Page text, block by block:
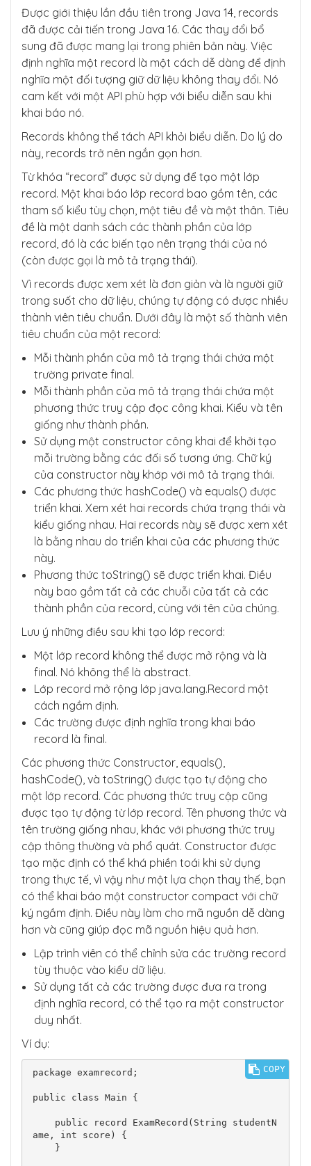
        System.out.println("Not Leap Years a
re " + notLeapList);
    }
}
Được giới thiệu lần đầu tiên trong Java 14, records
đã được cải tiến trong Java 16. Các thay đổi bổ
sung đã được mang lại trong phiên bản này. Việc
định nghĩa một record là một cách dễ dàng để định
nghĩa một đối tượng giữ dữ liệu không thay đổi. Nó
cam kết với một API phù hợp với biểu diễn sau khi
khai báo nó.
Records không thể tách API khỏi biểu diễn. Do lý do
này, records trở nên ngắn gọn hơn.
Từ khóa “record” được sử dụng để tạo một lớp
record. Một khai báo lớp record bao gồm tên, các
tham số kiểu tùy chọn, một tiêu đề và một thân. Tiêu
đề là một danh sách các thành phần của lớp
record, đó là các biến tạo nên trạng thái của nó
(còn được gọi là mô tả trạng thái).
Vì records được xem xét là đơn giản và là người giữ
trong suốt cho dữ liệu, chúng tự động có được nhiều
thành viên tiêu chuẩn. Dưới đây là một số thành viên
tiêu chuẩn của một record:
Mỗi thành phần của mô tả trạng thái chứa một
trường private final.
Mỗi thành phần của mô tả trạng thái chứa một
phương thức truy cập đọc công khai. Kiểu và tên
giống như thành phần.
Sử dụng một constructor công khai để khởi tạo
mỗi trường bằng các đối số tương ứng. Chữ ký
của constructor này khớp với mô tả trạng thái.
Các phương thức hashCode() và equals() được
triển khai. Xem xét hai records chứa trạng thái và
kiểu giống nhau. Hai records này sẽ được xem xét
là bằng nhau do triển khai của các phương thức
này.
Phương thức toString() sẽ được triển khai. Điều
này bao gồm tất cả các chuỗi của tất cả các
thành phần của record, cùng với tên của chúng.
Lưu ý những điều sau khi tạo lớp record:
Một lớp record không thể được mở rộng và là
final. Nó không thể là abstract.
Lớp record mở rộng lớp java.lang.Record một
cách ngầm định.
Các trường được định nghĩa trong khai báo
record là final.
Các phương thức Constructor, equals(),
hashCode(), và toString() được tạo tự động cho
một lớp record. Các phương thức truy cập cũng
được tạo tự động từ lớp record. Tên phương thức và
tên trường giống nhau, khác với phương thức truy
cập thông thường và phổ quát. Constructor được
tạo mặc định có thể khá phiền toái khi sử dụng
trong thực tế, vì vậy như một lựa chọn thay thế, bạn
có thể khai báo một constructor compact với chữ
ký ngầm định. Điều này làm cho mã nguồn dễ dàng
hơn và cũng giúp đọc mã nguồn hiệu quả hơn.
Lập trình viên có thể chỉnh sửa các trường record
tùy thuộc vào kiểu dữ liệu.
Sử dụng tất cả các trường được đưa ra trong
định nghĩa record, có thể tạo ra một constructor
duy nhất.
Ví dụ:
package examrecord;
public class Main {
ame, int score) {
COPY